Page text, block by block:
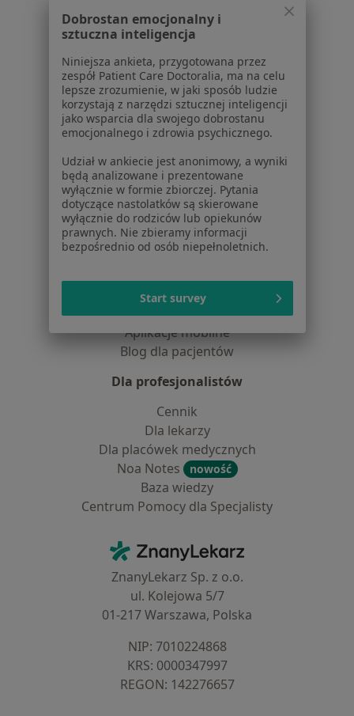
Polityka cookies
Jak działają wyniki wyszukiwania
Dostępność
O nas
Praca Rekrutujemy!
Partnerzy
Centrum prasowe
Kontakt
Dla pacjentów
Lekarze
Placówki medyczne
Pytania i odpowiedzi
Choroby
Pomoc
Aplikacje mobilne
Blog dla pacjentów
Dla profesjonalistów
Cennik
Dla lekarzy
Dla placówek medycznych
Noa Notes
nowość
Baza wiedzy
Centrum Pomocy dla Specjalisty
ZnanyLekarz - Strona główna
ZnanyLekarz Sp. z o.o.
ul. Kolejowa 5/7
01-217 Warszawa, Polska
NIP: ⁠7010224868
KRS: ⁠0000347997
REGON: ⁠142276657
Dobrostan emocjonalny i
sztuczna inteligencja
Niniejsza ankieta, przygotowana przez
zespół Patient Care Doctoralia, ma na celu
lepsze zrozumienie, w jaki sposób ludzie
korzystają z narzędzi sztucznej inteligencji
jako wsparcia dla swojego dobrostanu
emocjonalnego i zdrowia psychicznego.
Udział w ankiecie jest anonimowy, a wyniki
będą analizowane i prezentowane
wyłącznie w formie zbiorczej. Pytania
dotyczące nastolatków są skierowane
wyłącznie do rodziców lub opiekunów
prawnych. Nie zbieramy informacji
bezpośrednio od osób niepełnoletnich.
Start survey